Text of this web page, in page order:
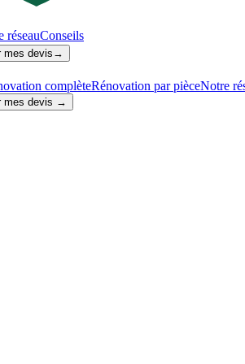
réseauConseils
mes devis→
complèteRénovation par pièceNotre
mes devis →